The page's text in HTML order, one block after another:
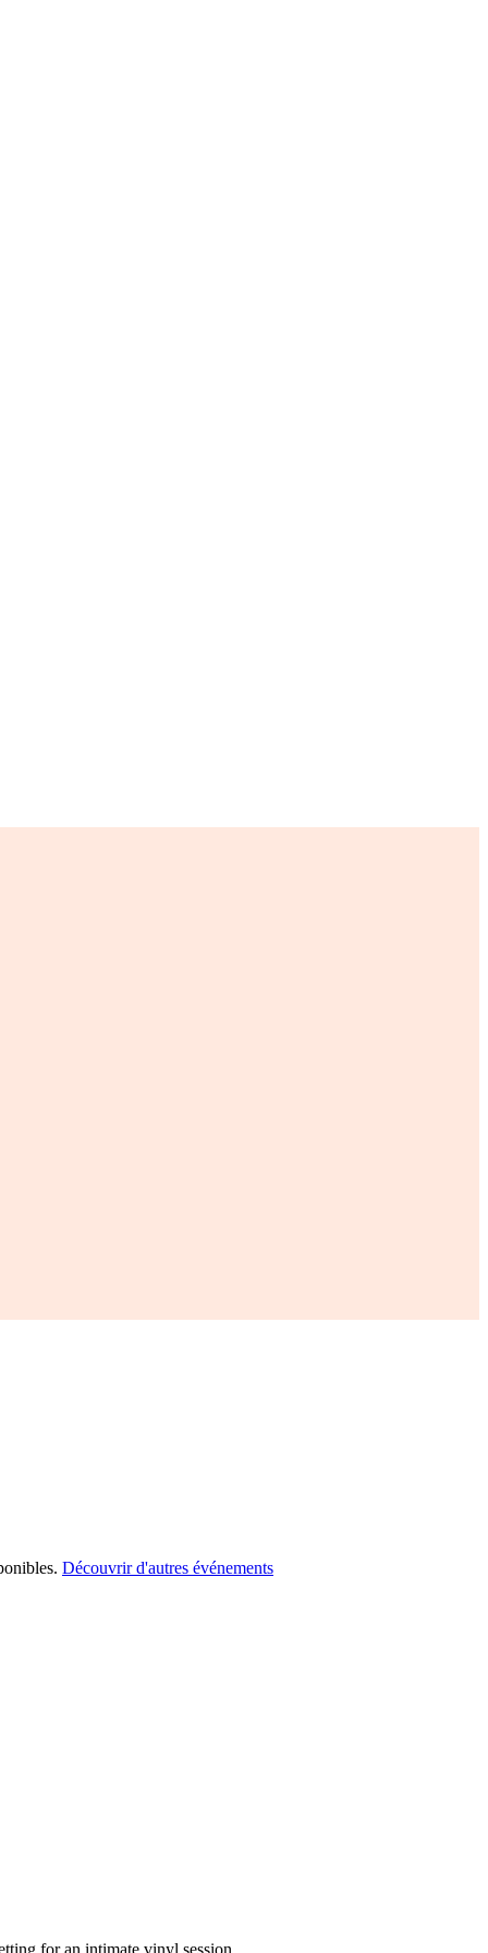
Découvrir d'autres événements
for an intimate vinyl session.